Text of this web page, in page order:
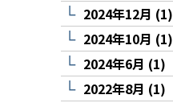
2024年12月 (1)
2024年10月 (1)
2024年6月 (1)
2022年8月 (1)